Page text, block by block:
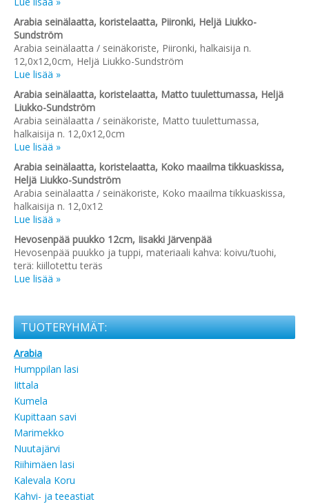
Arabia seinälaatta, koristelaatta, Piironki, Heljä Liukko-
Sundström
Arabia seinälaatta / seinäkoriste, Piironki, halkaisija n.
12,0x12,0cm, Heljä Liukko-Sundström
Lue lisää »
Arabia seinälaatta, koristelaatta, Matto tuulettumassa, Heljä
Liukko-Sundström
Arabia seinälaatta / seinäkoriste, Matto tuulettumassa,
halkaisija n. 12,0x12,0cm
Lue lisää »
Arabia seinälaatta, koristelaatta, Koko maailma tikkuaskissa,
Heljä Liukko-Sundström
Arabia seinälaatta / seinäkoriste, Koko maailma tikkuaskissa,
halkaisija n. 12,0x12
Lue lisää »
Hevosenpää puukko 12cm, Iisakki Järvenpää
Hevosenpää puukko ja tuppi, materiaali kahva: koivu/tuohi,
terä: kiillotettu teräs
Lue lisää »
TUOTERYHMÄT:
Arabia
Humppilan lasi
Iittala
Kumela
Kupittaan savi
Marimekko
Nuutajärvi
Riihimäen lasi
Kalevala Koru
Kahvi- ja teeastiat